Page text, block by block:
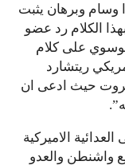
وسام وبرهان يثبت
الكلام رد عضو
على كلام
ريتشارد
بيروت حيث ادعى ان
الاميركية
واشنطن والعدو